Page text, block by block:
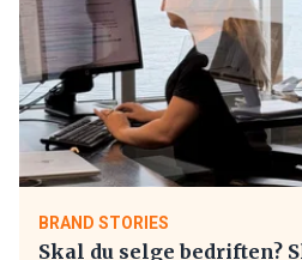
BRAND STORIES
Skal du selge bedriften?